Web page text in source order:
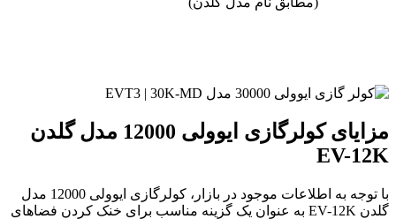
مزایای کولرگازی ایوولی 12000 مدل گلدن
EV-12K
با توجه به اطلاعات موجود در بازار، کولرگازی ایوولی 12000 مدل
گلدن EV-12K به عنوان یک گزینه مناسب برای خنک کردن فضاهای